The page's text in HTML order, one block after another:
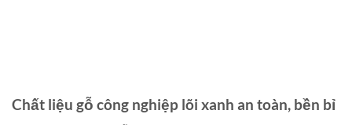
Chất liệu gỗ công nghiệp lõi xanh an toàn, bền bỉ